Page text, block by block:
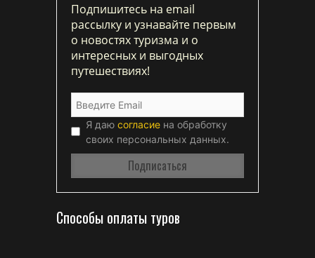
Подпишитесь на email
рассылку и узнавайте первым
о новостях туризма и о
интересных и выгодных
путешествиях!
Я даю согласие на обработку
своих персональных данных.
Способы оплаты туров